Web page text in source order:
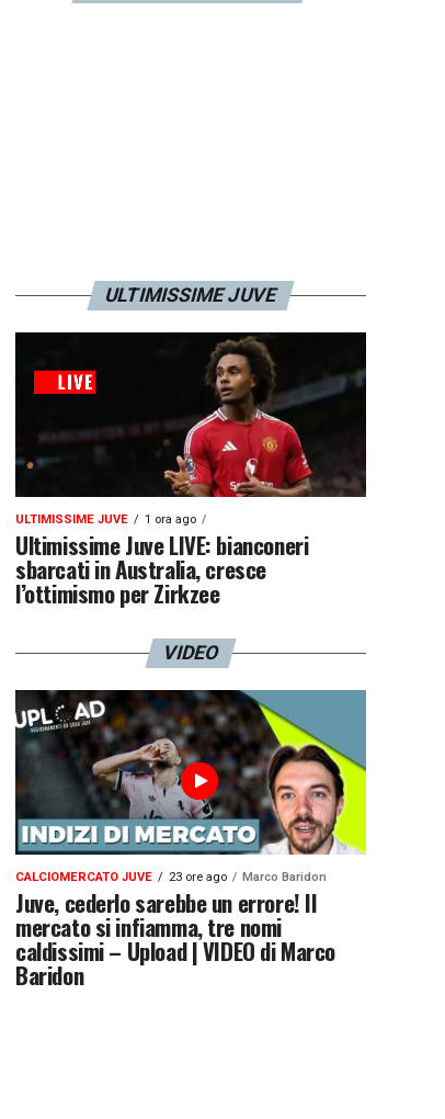
ULTIMISSIME JUVE
ULTIMISSIME JUVE 1 ora ago
Ultimissime Juve LIVE: bianconeri
sbarcati in Australia, cresce
l’ottimismo per Zirkzee
VIDEO
CALCIOMERCATO JUVE 23 ore ago Marco Baridon
Juve, cederlo sarebbe un errore! Il
mercato si infiamma, tre nomi
caldissimi – Upload | VIDEO di Marco
Baridon